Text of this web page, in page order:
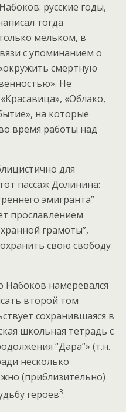
русские годы,
тогда
мельком, в
с упоминанием о
смертную
Не
«Облако,
на которые
время работы над
для
пассаж Долинина:
эмигранта”
прославлением
грамоты”,
свою свободу
Набоков намеревался
второй том
сохранившаяся в
школьная тетрадь с
“Дара”» (т.н.
несколько
(приблизительно)
героев3.